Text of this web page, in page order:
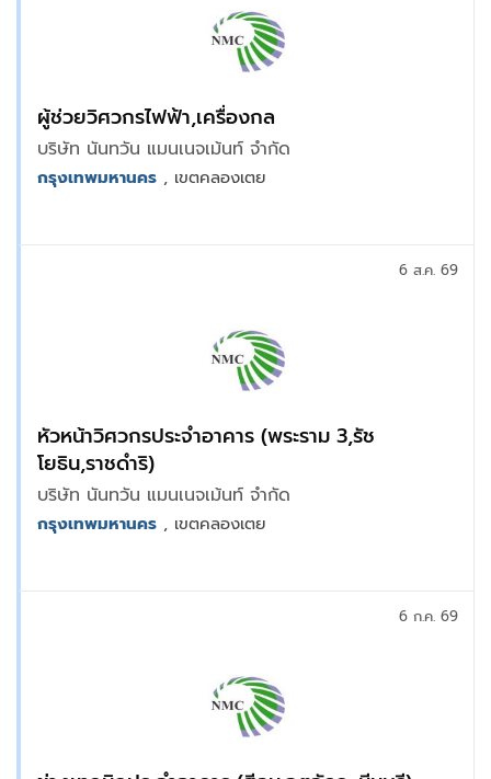
ผู้ช่วยวิศวกรไฟฟ้า,เครื่องกล
บริษัท นันทวัน แมนเนจเม้นท์ จำกัด
กรุงเทพมหานคร , เขตคลองเตย
หัวหน้าวิศวกรประจำอาคาร (พระราม 3,รัช
โยธิน,ราชดำริ)
บริษัท นันทวัน แมนเนจเม้นท์ จำกัด
6 ส.ค. 69
กรุงเทพมหานคร , เขตคลองเตย
6 ก.ค. 69